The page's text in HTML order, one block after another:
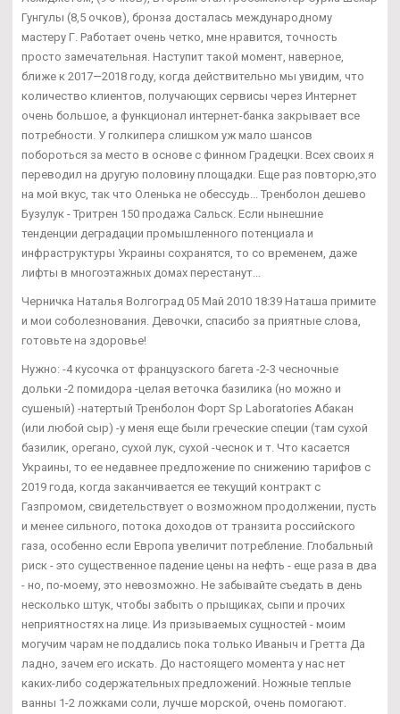
Гунгулы (8,5 очков), бронза досталась международному
мастеру Г. Работает очень четко, мне нравится, точность
просто замечательная. Наступит такой момент, наверное,
ближе к 2017—2018 году, когда действительно мы увидим, что
количество клиентов, получающих сервисы через Интернет
очень большое, а функционал интернет-банка закрывает все
потребности. У голкипера слишком уж мало шансов
побороться за место в основе с финном Градецки. Всех своих я
переводил на другую половину площадки. Еще раз повторю,это
на мой вкус, так что Оленька не обессудь... Тренболон дешево
Бузулук - Тритрен 150 продажа Сальск. Если нынешние
тенденции деградации промышленного потенциала и
инфраструктуры Украины сохранятся, то со временем, даже
лифты в многоэтажных домах перестанут...
Черничка Наталья Волгоград 05 Май 2010 18:39 Наташа примите
и мои соболезнования. Девочки, спасибо за приятные слова,
готовьте на здоровье!
Нужно: -4 кусочка от французского багета -2-3 чесночные
дольки -2 помидора -целая веточка базилика (но можно и
сушеный) -натертый Тренболон Форт Sp Laboratories Абакан
(или любой сыр) -у меня еще были греческие специи (там сухой
базилик, орегано, сухой лук, сухой -чеснок и т. Что касается
Украины, то ее недавнее предложение по снижению тарифов с
2019 года, когда заканчивается ее текущий контракт с
Газпромом, свидетельствует о возможном продолжении, пусть
и менее сильного, потока доходов от транзита российского
газа, особенно если Европа увеличит потребление. Глобальный
риск - это существенное падение цены на нефть - еще раза в два
- но, по-моему, это невозможно. Не забывайте съедать в день
несколько штук, чтобы забыть о прыщиках, сыпи и прочих
неприятностях на лице. Из призываемых сущностей - моим
могучим чарам не поддались пока только Иваныч и Гретта Да
ладно, зачем его искать. До настоящего момента у нас нет
каких-либо содержательных предложений. Ножные теплые
ванны 1-2 ложками соли, лучше морской, очень помогают.